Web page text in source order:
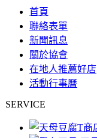
首頁
聯絡表單
新聞訊息
關於協會
在地人推薦好店
活動行事曆
SERVICE